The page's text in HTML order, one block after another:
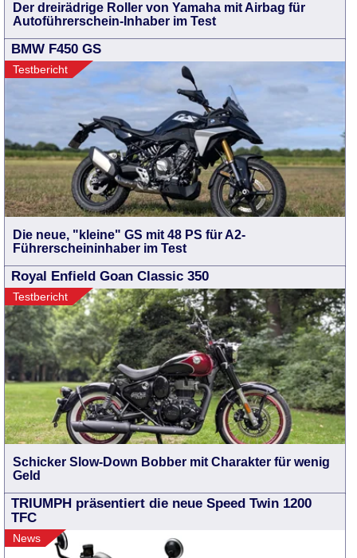
Der dreirädrige Roller von Yamaha mit Airbag für
Autoführerschein-Inhaber im Test
BMW F450 GS
Testbericht
Die neue, "kleine" GS mit 48 PS für A2-
Führerscheininhaber im Test
Royal Enfield Goan Classic 350
Testbericht
Schicker Slow-Down Bobber mit Charakter für wenig
Geld
TRIUMPH präsentiert die neue Speed Twin 1200
TFC
News